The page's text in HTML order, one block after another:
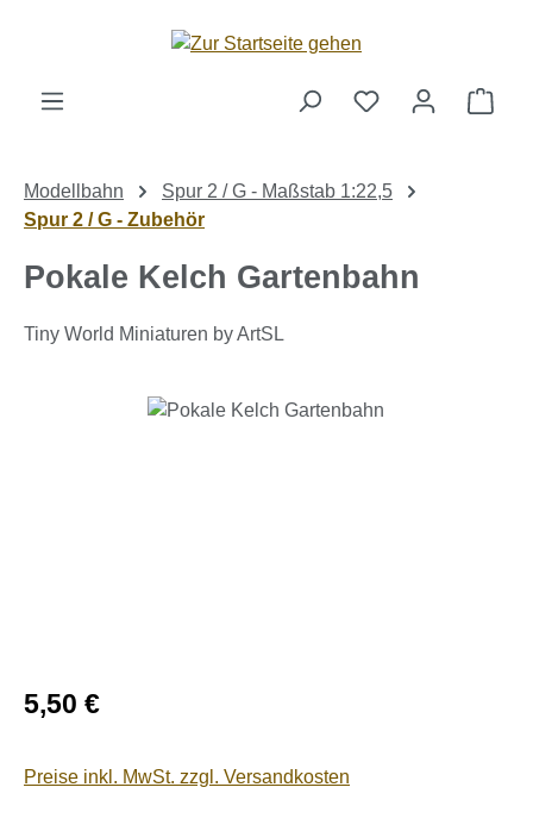
Zum Hauptinhalt springen
Modellbahn
Spur 2 / G - Maßstab 1:22,5
Spur 2 / G - Zubehör
Pokale Kelch Gartenbahn
Tiny World Miniaturen by ArtSL
Bildergalerie überspringen
Regulärer Preis:
5,50 €
Preise inkl. MwSt. zzgl. Versandkosten